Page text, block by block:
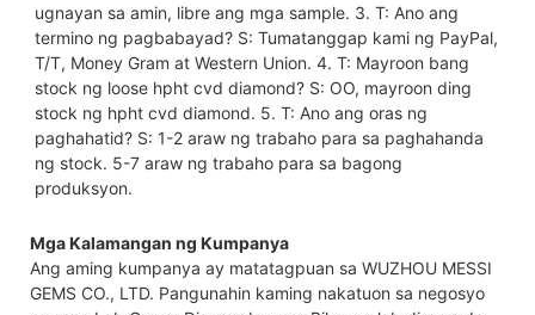
ugnayan sa amin, libre ang mga sample. 3. T: Ano ang
termino ng pagbabayad? S: Tumatanggap kami ng PayPal,
T/T, Money Gram at Western Union. 4. T: Mayroon bang
stock ng loose hpht cvd diamond? S: OO, mayroon ding
stock ng hpht cvd diamond. 5. T: Ano ang oras ng
paghahatid? S: 1-2 araw ng trabaho para sa paghahanda
ng stock. 5-7 araw ng trabaho para sa bagong
produksyon.
Mga Kalamangan ng Kumpanya
Ang aming kumpanya ay matatagpuan sa WUZHOU MESSI
GEMS CO., LTD. Pangunahin kaming nakatuon sa negosyo